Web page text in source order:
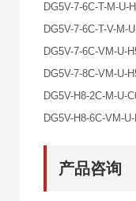
DG5V-7-6C-T-M-U-
DG5V-7-6C-T-V-M-
DG5V-7-6C-VM-U-
DG5V-7-8C-VM-U-
DG5V-H8-2C-M-U-
DG5V-H8-6C-VM-
产品咨询